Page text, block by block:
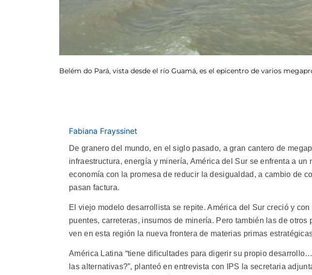
Belém do Pará, vista desde el río Guamá, es el epicentro de varios
Fabiana Frayssinet
De granero del mundo, en el siglo pasado, a gran cantero de
infraestructura, energía y minería, América del Sur se enfrenta a un
economía con la promesa de reducir la desigualdad, a cambio de
pasan factura.
El viejo modelo desarrollista se repite. América del Sur creció y
puentes, carreteras, insumos de minería. Pero también las de
ven en esta región la nueva frontera de materias primas
América Latina “tiene dificultades para digerir su propio
las alternativas?”, planteó en entrevista con IPS la secretaria